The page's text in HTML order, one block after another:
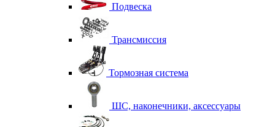
Подвеска
Трансмиссия
Тормозная система
ШС, наконечники, аксессуары